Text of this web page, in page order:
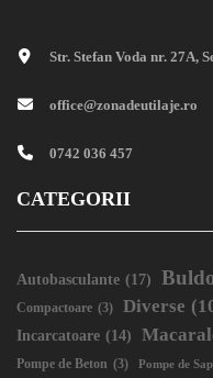
Str. Stefan Voda nr. 27A,
office@zonadeutilaje.ro
0742 036 457
CATEGORII
Autobasculante (17)
Compactoare (3) Diverse
Incarcatoare (14)
Pompe de Beton (3) Pompe de